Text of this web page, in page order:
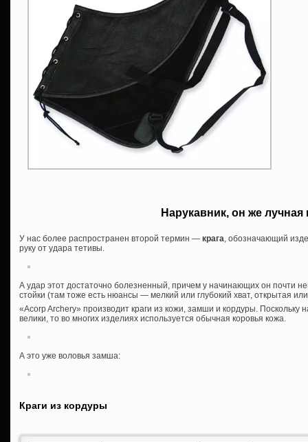
Нарукавник, он же лучная
У нас более распространен второй термин — крага, обозначающий
руку от удара тетивы.
А удар этот достаточно болезненный, причем у начинающих он почти
стойки (там тоже есть нюансы — мелкий или глубокий хват, открытая
«Acorp Archery» производит краги из кожи, замши и кордуры. Поскольку
велики, то во многих изделиях используется обычная коровья кожа.
А это уже воловья замша:
Краги из кордуры